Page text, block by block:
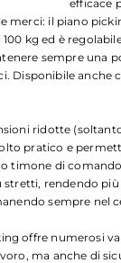
efficace
merci: il piano
kg ed è
sempre una
Disponibile anche
ridotte (soltanto
pratico e
timone di
stretti, rendendo più
sempre nel
offre numerosi
ma anche di